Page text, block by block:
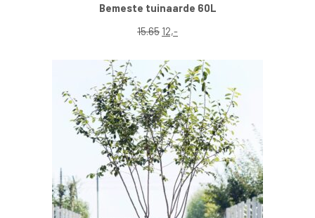
Bemeste tuinaarde 60L
15.65 Oorspronkelijke prijs was: 15.65.
12,-Huidige prijs is: 12,-.